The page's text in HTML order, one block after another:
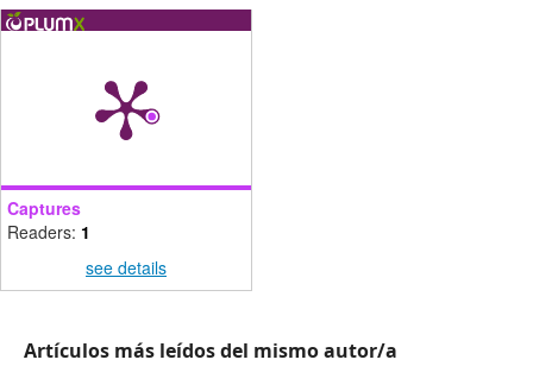
Captures
Readers: 1
see details
Artículos más leídos del mismo autor/a